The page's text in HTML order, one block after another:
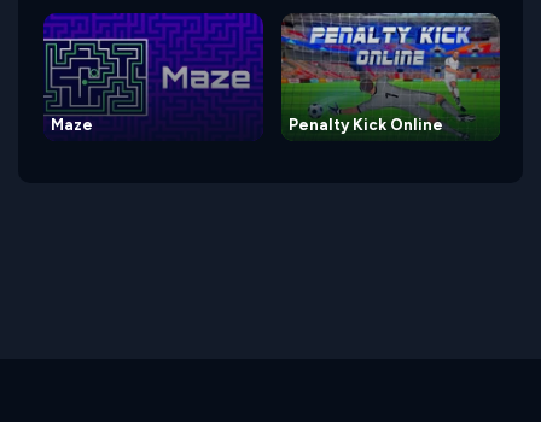
Maze Penalty Kick Online